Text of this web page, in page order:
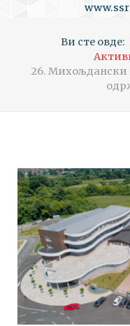
Ви сте овде:
26. Михољдански